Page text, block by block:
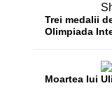
Trei medalii
Olimpiada
Moartea lui